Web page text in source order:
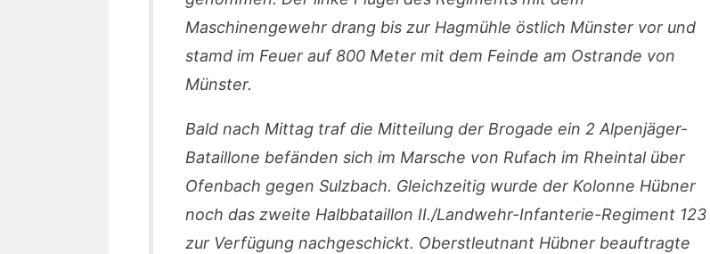
Maschinengewehr drang bis zur Hagmühle östlich Münster vor und
stamd im Feuer auf 800 Meter mit dem Feinde am Ostrande von
Münster.
Bald nach Mittag traf die Mitteilung der Brogade ein 2 Alpenjäger-
Bataillone befänden sich im Marsche von Rufach im Rheintal über
Ofenbach gegen Sulzbach. Gleichzeitig wurde der Kolonne Hübner
noch das zweite Halbbataillon II./Landwehr-Infanterie-Regiment 123
zur Verfügung nachgeschickt. Oberstleutnant Hübner beauftragte